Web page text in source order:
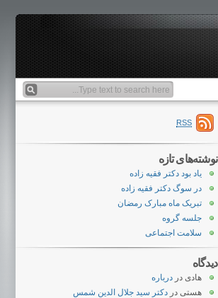
RSS
نوشته‌های تازه
یاد بود دکتر فقیه زاده
در سوگ دکتر فقیه زاده
تبریک ماه مبارک رمضان
جلسه گروه
سلامت اجتماعی
دیدگاه
هادی در درباره
هستی در دکتر سید جلال الدین شمس